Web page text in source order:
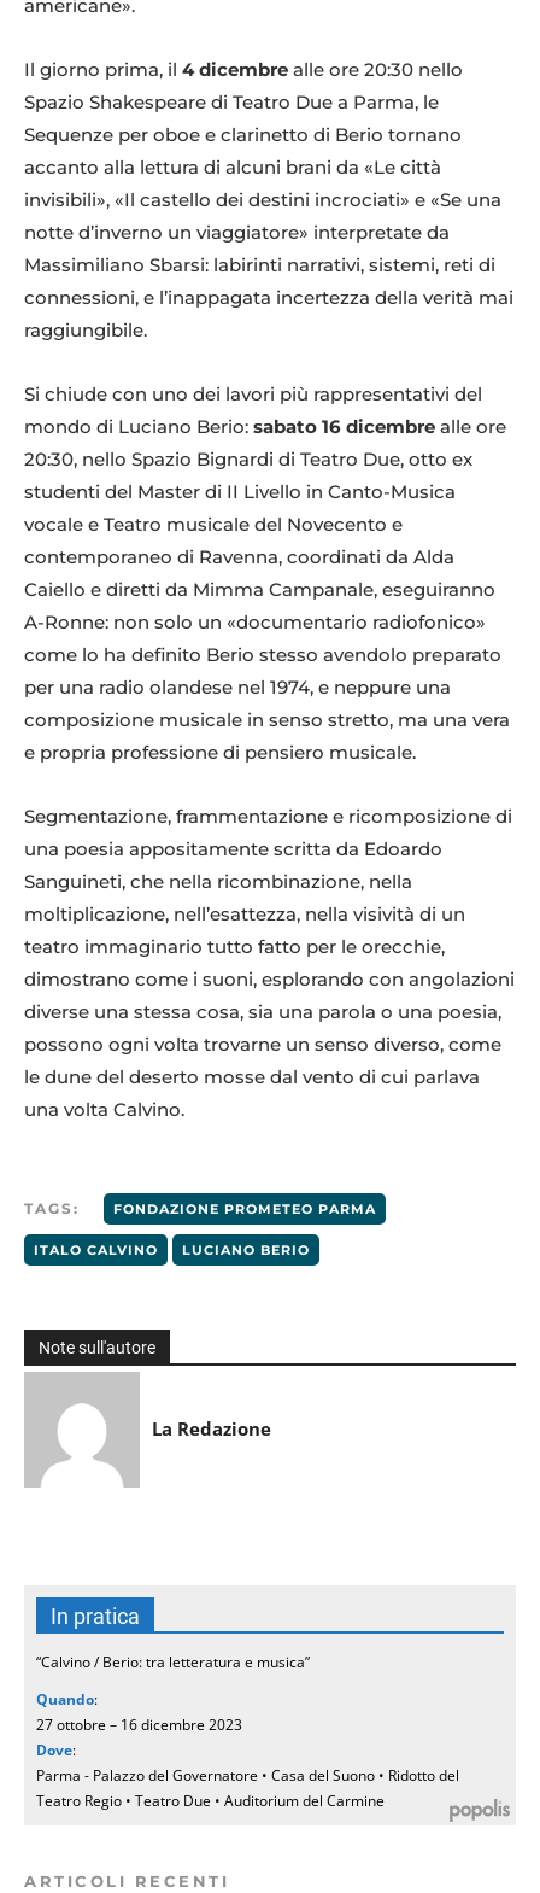
americane».
Il giorno prima, il 4 dicembre alle ore 20:30 nello
Spazio Shakespeare di Teatro Due a Parma, le
Sequenze per oboe e clarinetto di Berio tornano
accanto alla lettura di alcuni brani da «Le città
invisibili», «Il castello dei destini incrociati» e «Se una
notte d’inverno un viaggiatore» interpretate da
Massimiliano Sbarsi: labirinti narrativi, sistemi, reti di
connessioni, e l’inappagata incertezza della verità mai
raggiungibile.
Si chiude con uno dei lavori più rappresentativi del
mondo di Luciano Berio: sabato 16 dicembre alle ore
20:30, nello Spazio Bignardi di Teatro Due, otto ex
studenti del Master di II Livello in Canto-Musica
vocale e Teatro musicale del Novecento e
contemporaneo di Ravenna, coordinati da Alda
Caiello e diretti da Mimma Campanale, eseguiranno
A-Ronne: non solo un «documentario radiofonico»
come lo ha definito Berio stesso avendolo preparato
per una radio olandese nel 1974, e neppure una
composizione musicale in senso stretto, ma una vera
e propria professione di pensiero musicale.
Segmentazione, frammentazione e ricomposizione di
una poesia appositamente scritta da Edoardo
Sanguineti, che nella ricombinazione, nella
moltiplicazione, nell’esattezza, nella visività di un
teatro immaginario tutto fatto per le orecchie,
dimostrano come i suoni, esplorando con angolazioni
diverse una stessa cosa, sia una parola o una poesia,
possono ogni volta trovarne un senso diverso, come
le dune del deserto mosse dal vento di cui parlava
una volta Calvino.
TAGS: FONDAZIONE PROMETEO PARMA
ITALO CALVINO LUCIANO BERIO
Note sull'autore
La Redazione
In pratica
“Calvino / Berio: tra letteratura e musica”
Quando:
27 ottobre – 16 dicembre 2023
Dove:
Parma - Palazzo del Governatore • Casa del Suono • Ridotto del
Teatro Regio • Teatro Due • Auditorium del Carmine
ARTICOLI RECENTI